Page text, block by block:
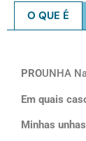
O QUE É
PROUNHA
Em quais
Minhas